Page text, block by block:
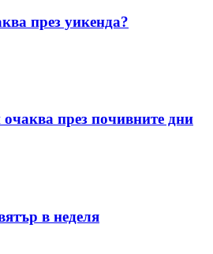
през уикенда?
през почивните дни
в неделя